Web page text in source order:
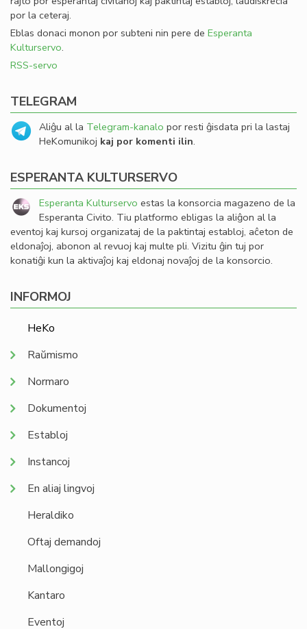
por la ceteraj.
Eblas donaci monon por subteni nin pere de Esperanta
Kulturservo.
RSS-servo
TELEGRAM
Aliĝu al la Telegram-kanalo por resti ĝisdata pri la lastaj
HeKomunikoj kaj por komenti ilin.
ESPERANTA KULTURSERVO
Esperanta Kulturservo estas la konsorcia magazeno de la
Esperanta Civito. Tiu platformo ebligas la aliĝon al la
eventoj kaj kursoj organizataj de la paktintaj establoj, aĉeton de
eldonaĵoj, abonon al revuoj kaj multe pli. Vizitu ĝin tuj por
konatiĝi kun la aktivaĵoj kaj eldonaj novaĵoj de la konsorcio.
INFORMOJ
HeKo
Raŭmismo
Normaro
Dokumentoj
Establoj
Instancoj
En aliaj lingvoj
Heraldiko
Oftaj demandoj
Mallongigoj
Kantaro
Eventoj